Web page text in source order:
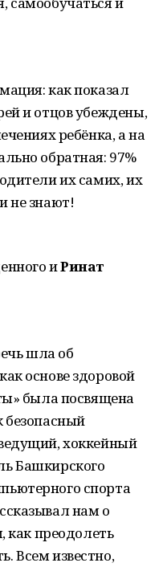
как показал
и отцов убеждены,
ребёнка, а на
обратная: 97%
их самих, их
не знают!
иРинат
шла об
основе здоровой
была посвящена
безопасный
хоккейный
Башкирского
спорта
нам о
как преодолеть
Всем известно,